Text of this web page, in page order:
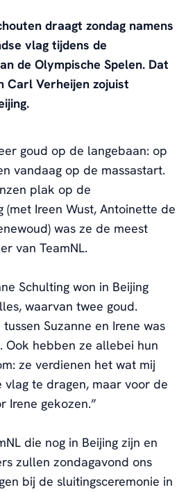
draagt zondag namens
vlag tijdens de
de Olympische Spelen. Dat
Carl Verheijen zojuist
goud op de langebaan: op
vandaag op de massastart.
plak op de
(met Ireen Wust, Antoinette de
was ze de meest
van TeamNL.
Schulting won in Beijing
waarvan twee goud.
Suzanne en Irene was
Ook hebben ze allebei hun
ze verdienen het wat mij
te dragen, maar voor de
Irene gekozen.”
die nog in Beijing zijn en
zullen zondagavond ons
bij de sluitingsceremonie in